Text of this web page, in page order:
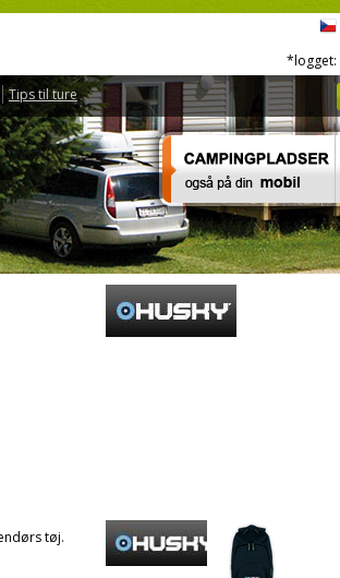
Tips til ture
*logget:
tøj.